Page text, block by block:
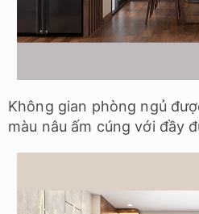
Không gian phòng ngủ
màu nâu ấm cúng với đầy